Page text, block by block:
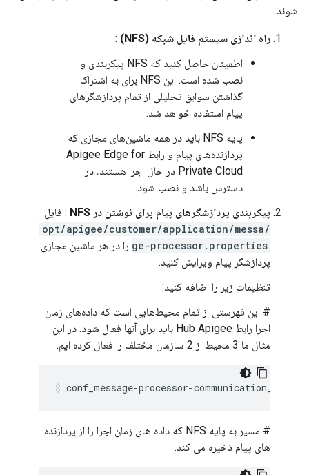
شوند.
راه اندازی سیستم فایل شبکه (NFS)
:
اطمینان حاصل کنید که NFS پیکربندی و
نصب شده است. این NFS برای به اشتراک
گذاشتن سوابق تحلیلی از تمام پردازشگرهای
پیام استفاده خواهد شد.
پایه NFS باید در همه ماشین‌های مجازی که
پردازنده‌های پیام و رابط Apigee Edge for
Private Cloud در حال اجرا هستند، در
دسترس باشد و نصب شود.
پیکربندی پردازشگرهای پیام برای نوشتن در NFS
: فایل
/opt/apigee/customer/application/messa
ge-processor.properties را در هر ماشین مجازی
پردازشگر پیام ویرایش کنید.
تنظیمات زیر را اضافه کنید:
# این فهرستی از تمام محیط‌هایی است که داده‌های زمان
اجرا رابط Hub Apigee باید برای آنها فعال شود. در این
مثال ما 3 محیط از 2 سازمان مختلف را فعال کرده ایم.
conf_message-processor-
# مسیر به پایه NFS که داده های زمان اجرا را از پردازنده
های پیام ذخیره می کند.